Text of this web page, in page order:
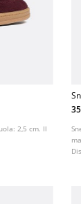
2,5 cm. Il